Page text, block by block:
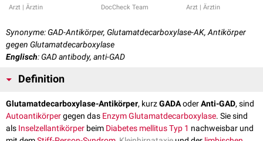
Arzt | Ärztin DocCheck Team Arzt | Ärztin
Synonyme: GAD-Antikörper, Glutamatdecarboxylase-AK, Antikörper
gegen Glutamatdecarboxylase
Englisch: GAD antibody, anti-GAD
Definition
Glutamatdecarboxylase-Antikörper, kurzGADAoderAnti-GAD, sind
Autoantikörpergegen das EnzymGlutamatdecarboxylase. Sie sind
als Inselzellantikörper beim Diabetes mellitus Typ 1 nachweisbar und